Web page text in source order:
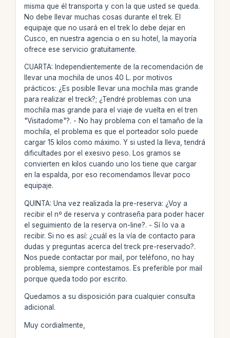
misma que él transporta y con la que usted se queda.
No debe llevar muchas cosas durante el trek. El
equipaje que no usará en el trek lo debe dejar en
Cusco, en nuestra agencia o en su hotel, la mayoría
ofrece ese servicio gratuitamente.
CUARTA: Independientemente de la recomendación de
llevar una mochila de unos 40 L. por motivos
prácticos: ¿Es posible llevar una mochila mas grande
para realizar el treck?; ¿Tendré problemas con una
mochila mas grande para el viaje de vuelta en el tren
"Visitadome"?. - No hay problema con el tamaño de la
mochila, el problema es que el porteador solo puede
cargar 15 kilos como máximo. Y si usted la lleva, tendrá
dificultades por el exesivo peso. Los gramos se
convierten en kilos cuando uno los tiene que cargar
en la espalda, por eso recomendamos llevar poco
equipaje.
QUINTA: Una vez realizada la pre-reserva: ¿Voy a
recibir el nº de reserva y contraseña para poder hacer
el seguimiento de la reserva on-line?. - Sí lo va a
recibir. Si no es así: ¿cuál es la vía de contacto para
dudas y preguntas acerca del treck pre-reservado?.
Nos puede contactar por mail, por teléfono, no hay
problema, siempre contestamos. Es preferible por mail
porque queda todo por escrito.
Quedamos a su disposición para cualquier consulta
adicional.
Muy cordialmente,